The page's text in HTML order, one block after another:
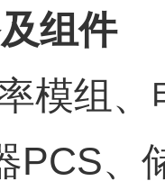
组件
模组
PCS、